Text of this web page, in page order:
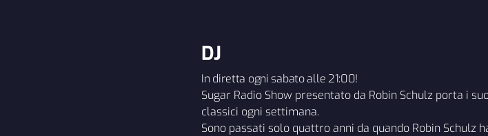
DJ
In diretta ogni sabato alle 21:00!
Sugar Radio Show presentato da Robin Schulz porta i
classici ogni settimana.
Sono passati solo quattro anni da quando Robin